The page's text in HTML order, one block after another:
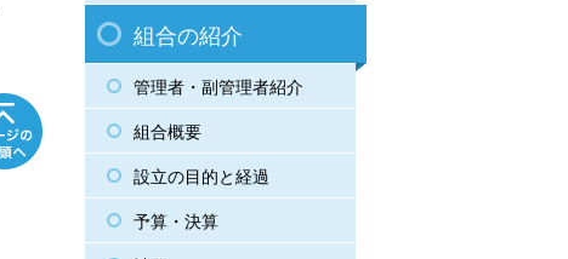
組合の紹介
管理者・副管理者紹介
組合概要
設立の目的と経過
予算・決算